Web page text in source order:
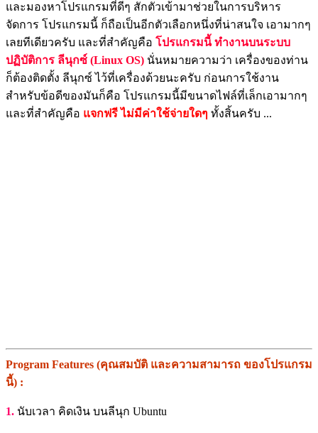
และมองหาโปรแกรมที่ดีๆ สักตัวเข้ามาช่วยในการบริหาร
จัดการ โปรแกรมนี้ ก็ถือเป็นอีกตัวเลือกหนึ่งที่น่าสนใจ เอามากๆ
เลยทีเดียวครับ และที่สำคัญคือ โปรแกรมนี้ ทำงานบนระบบ
ปฏิบัติการ ลีนุกซ์ (Linux OS) นั่นหมายความว่า เครื่องของท่าน
ก็ต้องติดตั้ง ลีนุกซ์ ไว้ที่เครื่องด้วยนะครับ ก่อนการใช้งาน
สำหรับข้อดีของมันก็คือ โปรแกรมนี้มีขนาดไฟล์ที่เล็กเอามากๆ
และที่สำคัญคือ แจกฟรี ไม่มีค่าใช้จ่ายใดๆ ทั้งสิ้นครับ ...
Program Features (คุณสมบัติ และความสามารถ ของโปรแกรม
นี้) :
1. นับเวลา คิดเงิน บนลีนุก Ubuntu